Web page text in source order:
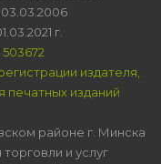
г.
503672
издателя,
печатных изданий
районе г. Минска
и услуг